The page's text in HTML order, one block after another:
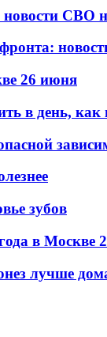
СВО
26 июня
в день, как
зубов
в Москве
лучше